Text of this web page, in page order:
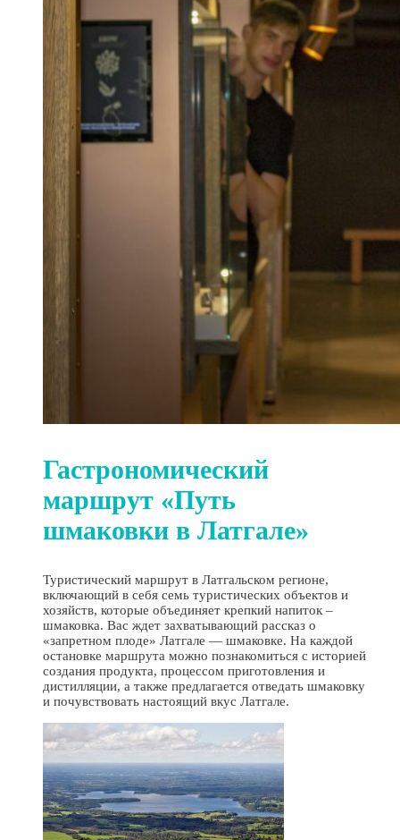
Гастрономический
маршрут «Путь
шмаковки в Латгале»
Туристический маршрут в Латгальском регионе,
включающий в себя семь туристических объектов и
хозяйств, которые объединяет крепкий напиток –
шмаковка. Вас ждет захватывающий рассказ о
«запретном плоде» Латгале — шмаковке. На каждой
остановке маршрута можно познакомиться с историей
создания продукта, процессом приготовления и
дистилляции, а также предлагается отведать шмаковку
и почувствовать настоящий вкус Латгале.